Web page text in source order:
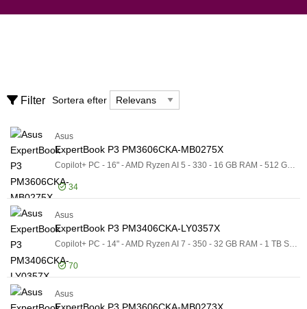
Visa endast
Visa endast
I lager
Tillverkare
Tillverkare
Apple
HP
Lenovo 274
Visa fler
Bildskärmsstorlek
Bildskärmsstorlek
Lagringskapacitet
Filter Sortera efter
Sortera efter
Asus
ExpertBook P3 PM3606CKA-MB0275X
34
Asus
ExpertBook P3 PM3406CKA-LY0357X
70
Asus